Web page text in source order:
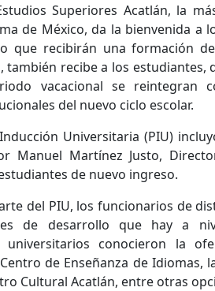
Superiores Acatlán, la
de México, da la bienvenida a
que recibirán una formación
también recibe a los estudiantes,
vacacional se reintegran
del nuevo ciclo escolar.
Universitaria (PIU)
Manuel Martínez Justo,
de nuevo ingreso.
del PIU, los funcionarios de
de desarrollo que hay a
universitarios conocieron la
de Enseñanza de Idiomas,
Cultural Acatlán, entre otras